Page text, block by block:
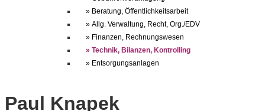
» Beratung, Öffentlichkeitsarbeit
» Allg. Verwaltung, Recht, Org./EDV
» Finanzen, Rechnungswesen
» Technik, Bilanzen, Kontrolling
» Entsorgungsanlagen
Paul Knapek